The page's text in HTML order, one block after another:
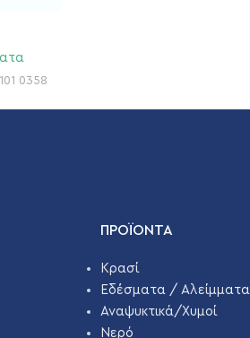
101 0358
ΠΡΟΪΌΝΤΑ
Κρασί
Εδέσματα / Αλείμματα
Αναψυκτικά/Χυμοί
Νερό